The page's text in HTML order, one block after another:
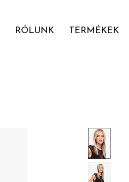
RÓLUNK TERMÉKEK